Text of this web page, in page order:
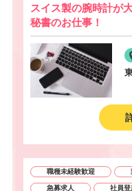
スイス製の腕時計が
秘書のお仕事！
職種未経験歓迎
急募求人 社員登